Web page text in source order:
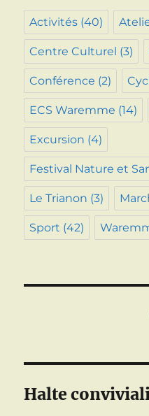
Activités (40)
Centre Culturel (3)
Conférence (2)
ECS Waremme (14)
Excursion (4)
Festival Nature et
Le Trianon (3)
Sport (42)
Halte